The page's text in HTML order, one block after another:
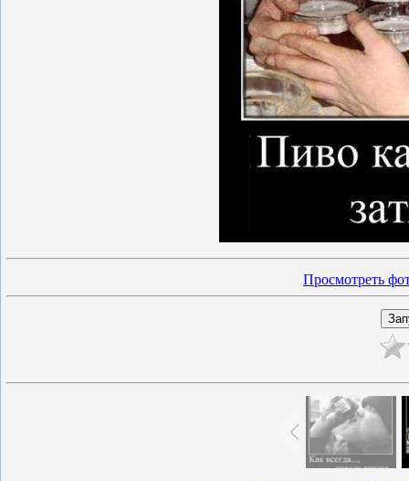
Просмотреть